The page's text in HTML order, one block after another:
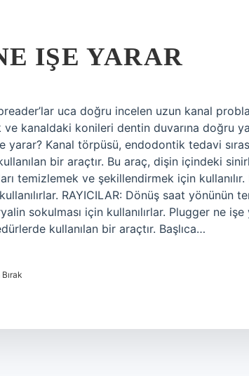
IŞE YARAR
uca doğru incelen uzun kanal
kanaldaki konileri dentin duvarına doğru
yarar? Kanal törpüsü, endodontik tedavi
bir araçtır. Bu araç, dişin içindeki
temizlemek ve şekillendirmek için
RAYICILAR: Dönüş saat yönünün
sokulması için kullanılırlar. Plugger ne
kullanılan bir araçtır. Başlıca…